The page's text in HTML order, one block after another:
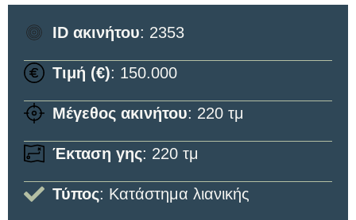
ID ακινήτου: 2353
Τιμή (€): 150.000
Μέγεθος ακινήτου: 220 τμ
Έκταση γης: 220 τμ
Τύπος: Κατάστημα λιανικής